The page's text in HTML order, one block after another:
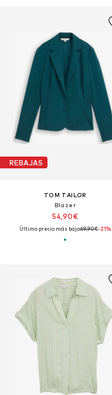
REBAJAS
TOM TAILOR
Blazer
54,90€
Último precio más bajo:69,90€-21%